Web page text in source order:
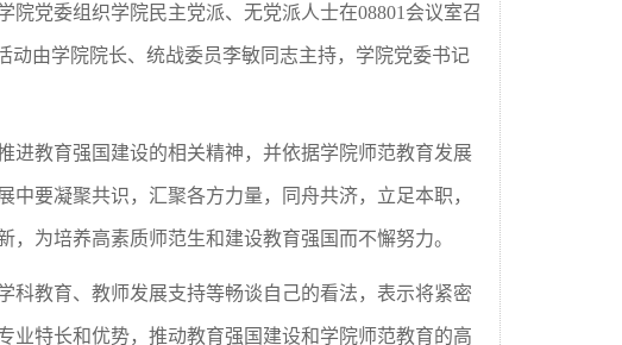
院党委组织学院民主党派、无党派人士在08801会议室召
动由学院院长、统战委员李敏同志主持，学院党委书记
进教育强国建设的相关精神，并依据学院师范教育发展
要凝聚共识，汇聚各方力量，同舟共济，立足本职，
为培养高素质师范生和建设教育强国而不懈努力。
科教育、教师发展支持等畅谈自己的看法，表示将紧密
业特长和优势，推动教育强国建设和学院师范教育的高